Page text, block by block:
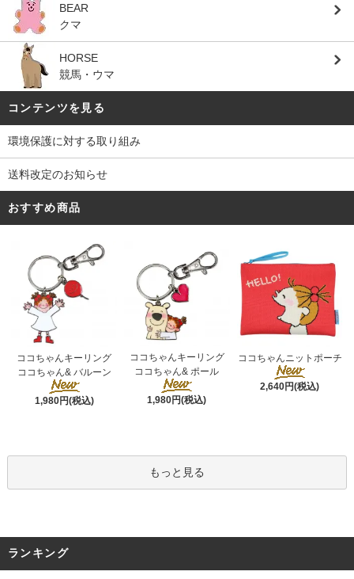
BEAR
クマ
HORSE
競馬・ウマ
コンテンツを見る
環境保護に対する取り組み
送料改定のお知らせ
おすすめ商品
ココちゃんキーリング
ココちゃん& バルーン
1,980円(税込)
ココちゃんキーリング
ココちゃん& ポール
1,980円(税込)
ココちゃんニットポーチ
2,640円(税込)
もっと見る
ランキング